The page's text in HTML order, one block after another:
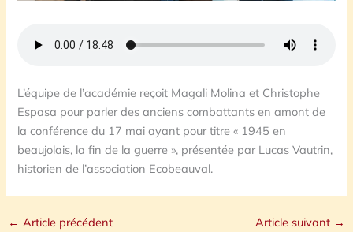
L’équipe de l’académie reçoit Magali Molina et Christophe
Espasa pour parler des anciens combattants en amont de
la conférence du 17 mai ayant pour titre « 1945 en
beaujolais, la fin de la guerre », présentée par Lucas Vautrin,
historien de l’association Ecobeauval.
← Article précédent Article suivant →